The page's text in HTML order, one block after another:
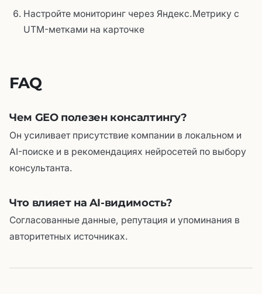
Настройте мониторинг через Яндекс.Метрику с
UTM-метками на карточке
FAQ
Чем GEO полезен консалтингу?
Он усиливает присутствие компании в локальном и
AI-поиске и в рекомендациях нейросетей по выбору
консультанта.
Что влияет на AI-видимость?
Согласованные данные, репутация и упоминания в
авторитетных источниках.